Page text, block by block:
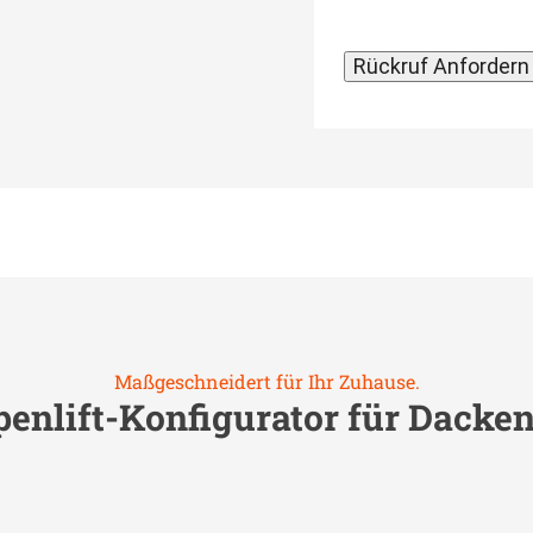
Maßgeschneidert für Ihr Zuhause.
Konfigurator für